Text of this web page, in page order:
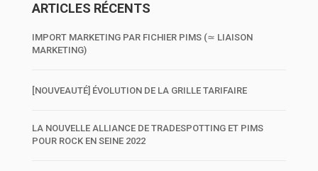
ARTICLES RÉCENTS
IMPORT MARKETING PAR FICHIER PIMS (≃ LIAISON
MARKETING)
[NOUVEAUTÉ] ÉVOLUTION DE LA GRILLE TARIFAIRE
LA NOUVELLE ALLIANCE DE TRADESPOTTING ET PIMS
POUR ROCK EN SEINE 2022